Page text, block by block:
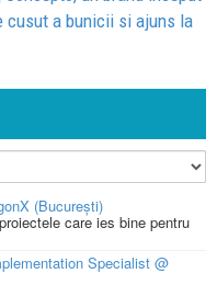
cusut a bunicii si ajuns la
(București)
care ies bine pentru
Specialist @